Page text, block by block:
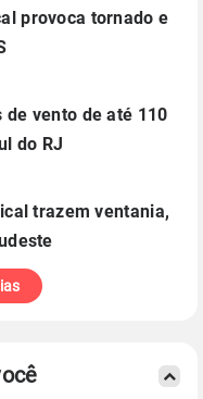
provoca tornado e
vento de até 110
do RJ
trazem ventania,